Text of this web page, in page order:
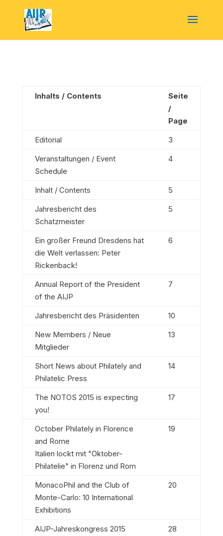
Inhalts / Contents
Seite
/
Page
Editorial
3
Veranstaltungen / Event
Schedule
4
Inhalt / Contents
5
Jahresbericht des
Schatzmeister
5
Ein großer Freund Dresdens hat
die Welt verlassen: Peter
Rickenback!
6
Annual Report of the President
of the AIJP
7
Jahresbericht des Präsidenten
10
New Members / Neue
Mitglieder
13
Short News about Philately and
Philatelic Press
14
The NOTOS 2015 is expecting
you!
17
October Philately in Florence
and Rome
Italien lockt mit "Oktober-
Philatelie" in Florenz und Rom
19
MonacoPhil and the Club of
Monte-Carlo: 10 International
Exhibitions
20
AIJP-Jahreskongress 2015
28